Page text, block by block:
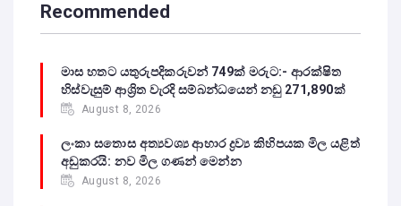
Recommended
මාස හතට යතුරුපදිකරුවන් 749ක් මරුට:- ආරක්ෂිත
හිස්වැසුම් ආශ්‍රිත වැරදි සම්බන්ධයෙන් නඩු 271,890ක්
August 8, 2026
ලංකා සතොස අත්‍යවශ්‍ය ආහාර ද්‍රව්‍ය කිහිපයක මිල යළිත්
අඩුකරයි: නව මිල ගණන් මෙන්න
August 8, 2026